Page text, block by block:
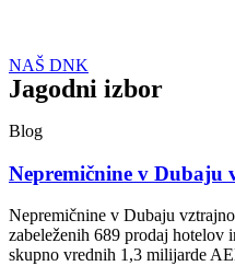
NAŠ DNK
Jagodni izbor
Blog
Nepremičnine v Dubaju
Nepremičnine v Dubaju
zabeleženih 689 prodaj hotelov
skupno vrednih 1,3 milijarde